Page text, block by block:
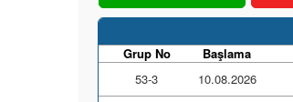
Grup No Başlama
53-3
10.08.2026